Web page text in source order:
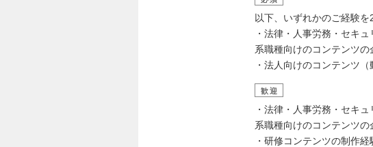
以下、いずれかのご経験
・法律・人事労務・セキ
系職種向けのコンテンツの
・法人向けのコンテンツ
歓迎
・法律・人事労務・セキ
系職種向けのコンテンツ
・研修コンテンツの制作経